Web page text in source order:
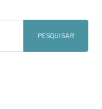
PESQUISAR